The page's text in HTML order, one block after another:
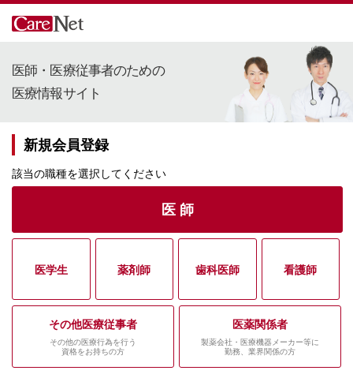
医師・医療従事者のための
医療情報サイト
新規会員登録
該当の職種を選択してください
医 師
医学生 薬剤師 歯科医師 看護師
その他医療従事者
その他の医療行為を行う
資格をお持ちの方
医薬関係者
製薬会社・医療機器メーカー等に
勤務、業界関係の方